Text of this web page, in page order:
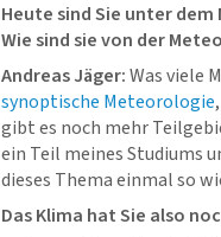
Heute sind Sie unter dem
Wie sind sie von der
Andreas Jäger:Was viele
synoptische Meteorologie
gibt es noch mehr
ein Teil meines Studiums
dieses Thema einmal so
Das Klima hat Sie also